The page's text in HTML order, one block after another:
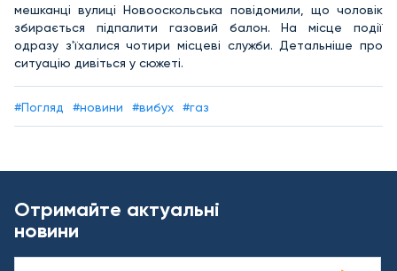
мешканці вулиці Новооскольська повідомили, що чоловік
збирається підпалити газовий балон. На місце події
одразу з'їхалися чотири місцеві служби. Детальніше про
ситуацію дивіться у сюжеті.
#Погляд #новини #вибух #газ
Отримайте актуальні
новини